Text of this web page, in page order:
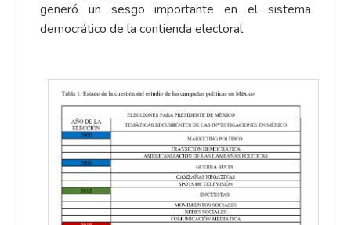
generó un sesgo importante en el sistema
democrático de la contienda electoral.